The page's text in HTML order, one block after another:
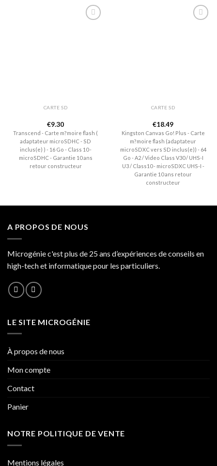
CARTE SD
€9.30
Transcend - Carte m?moire flash (
adaptateur microSDHC - SD
inclus(e) ) - 16 Go - Class 10 -
microSDHC - Garantie 10 ans
retour constructeur
CARTE SD
€18.49
Kingston Canvas Go! Plus - Carte
m?moire flash (adaptateur
microSDXC vers SD inclus(e)) - 64
Go - A2 / Video Class V30 / UHS-I
U3 / Class10 - microSDXC UHS-I -
Garantie 10 ans retour
constructeur
A PROPOS DE NOUS
Microgénie c'est plus de 25 ans d’expériences de conseils en
high-tech et informatique pour les particuliers.
LE SITE MICROGÉNIE
À propos de nous
Mon compte
Contact
Panier
NOTRE POLITIQUE DE VENTE
Mentions légales